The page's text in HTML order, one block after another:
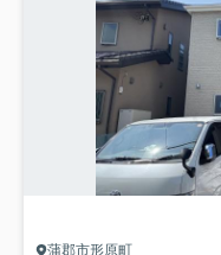
蒲郡市形原町